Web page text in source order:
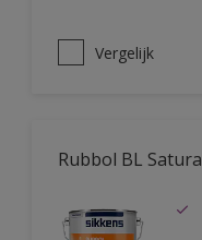
Vergelijk
Rubbol BL Satura